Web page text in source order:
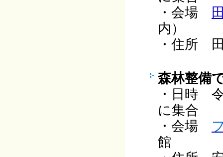
・会場
内
・住所
森林整備
・日時
に集合
・会場
館